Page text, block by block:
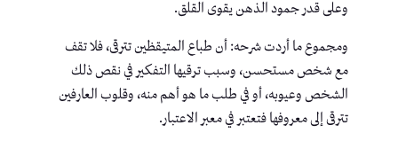
وعلى قدر جمود الذهن يقوى القلق.
ومجموع ما أردت شرحه: أن طباع المتيقظين تترقى، فلا تقف
مع شخص مستحسن، وسبب ترقيها التفكير في نقص ذلك
الشخص وعيوبه، أو في طلب ما هو أهم منه، وقلوب العارفين
تترقى إلى معروفها فتعتبر في معبر الاعتبار.